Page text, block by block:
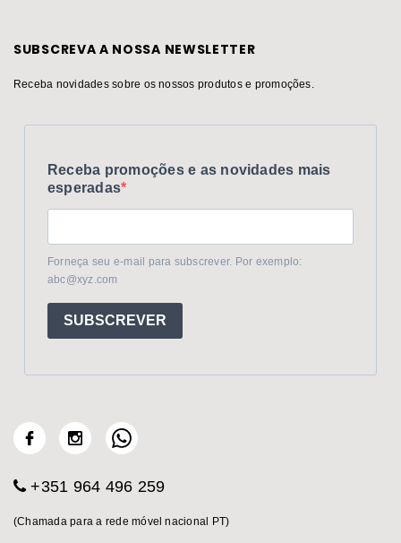
SUBSCREVA A NOSSA NEWSLETTER
Receba novidades sobre os nossos produtos e promoções.
Receba promoções e as novidades mais
esperadas
Forneça seu e-mail para subscrever. Por exemplo:
abc@xyz.com
SUBSCREVER
+351 964 496 259
(Chamada para a rede móvel nacional PT)